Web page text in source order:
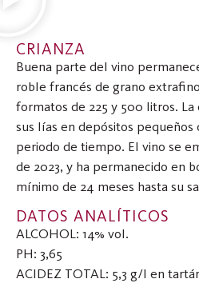
CRIANZA
Buena parte del vino
roble francés de grano
formatos de 225 y 500 litros.
sus lías en depósitos
periodo de tiempo. El vino se
de 2023, y ha permanecido en
mínimo de 24 meses hasta su
DATOS ANALÍTICOS
ALCOHOL: 14% vol.
PH: 3,65
ACIDEZ TOTAL: 5,3 g/l en